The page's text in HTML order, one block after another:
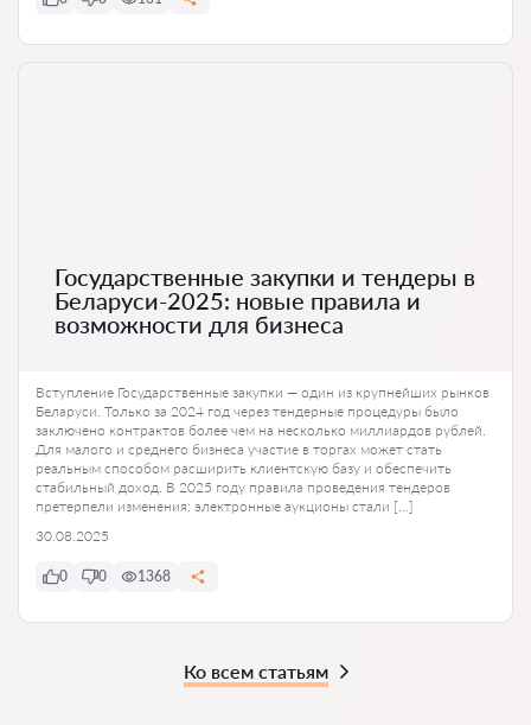
Государственные закупки и тендеры в
Беларуси-2025: новые правила и
возможности для бизнеса
Вступление Государственные закупки — один из крупнейших рынков
Беларуси. Только за 2024 год через тендерные процедуры было
заключено контрактов более чем на несколько миллиардов рублей.
Для малого и среднего бизнеса участие в торгах может стать
реальным способом расширить клиентскую базу и обеспечить
стабильный доход. В 2025 году правила проведения тендеров
претерпели изменения: электронные аукционы стали […]
30.08.2025
0 0 1368
Ко всем статьям